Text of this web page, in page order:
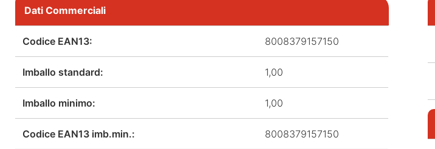
Dati Commerciali
Codice EAN13: 8008379157150
Imballo standard: 1,00
Imballo minimo: 1,00
Codice EAN13 imb.min.: 8008379157150